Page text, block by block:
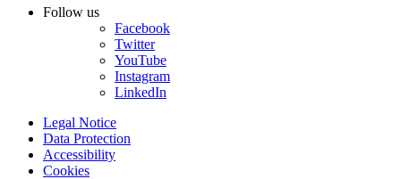
Follow us
Facebook
Twitter
YouTube
Instagram
LinkedIn
Legal Notice
Data Protection
Accessibility
Cookies